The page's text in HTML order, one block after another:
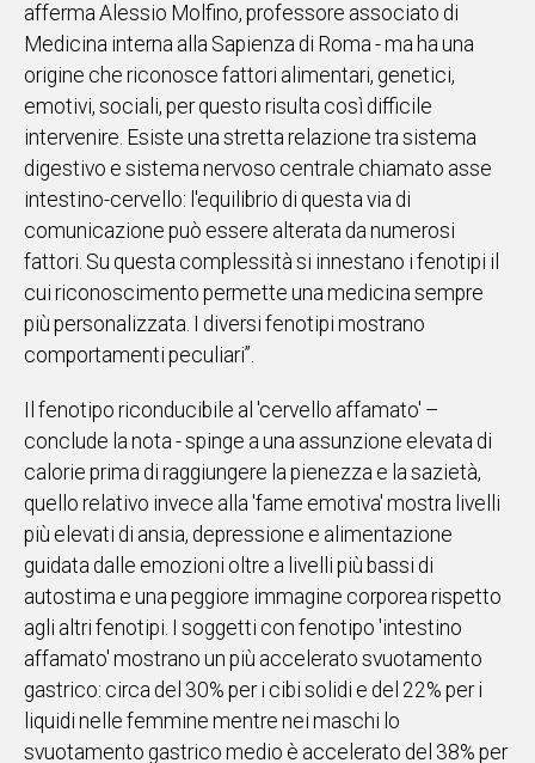
afferma Alessio Molfino, professore associato di
Medicina interna alla Sapienza di Roma - ma ha una
origine che riconosce fattori alimentari, genetici,
emotivi, sociali, per questo risulta così difficile
intervenire. Esiste una stretta relazione tra sistema
digestivo e sistema nervoso centrale chiamato asse
intestino-cervello: l'equilibrio di questa via di
comunicazione può essere alterata da numerosi
fattori. Su questa complessità si innestano i fenotipi il
cui riconoscimento permette una medicina sempre
più personalizzata. I diversi fenotipi mostrano
comportamenti peculiari”.
Il fenotipo riconducibile al 'cervello affamato' –
conclude la nota - spinge a una assunzione elevata di
calorie prima di raggiungere la pienezza e la sazietà,
quello relativo invece alla 'fame emotiva' mostra livelli
più elevati di ansia, depressione e alimentazione
guidata dalle emozioni oltre a livelli più bassi di
autostima e una peggiore immagine corporea rispetto
agli altri fenotipi. I soggetti con fenotipo 'intestino
affamato' mostrano un più accelerato svuotamento
gastrico: circa del 30% per i cibi solidi e del 22% per i
liquidi nelle femmine mentre nei maschi lo
svuotamento gastrico medio è accelerato del 38% per